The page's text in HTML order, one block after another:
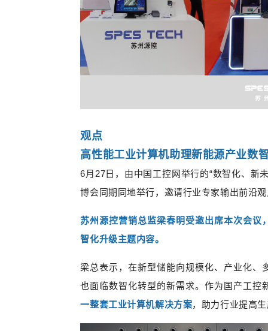
观点
高性能工业计算机助理新能源产业数
6月27日，由中国工控网举行的“数智化、新
博会同期同地举行，邀请行业专家输出前沿
苏州源控营销总监梁春明受邀出席本次会议
智化升级主题内容。
梁总表示，在新型储能向规模化、产业化、
也面临数智化转型的新需求。作为国产工控
一整套工业计算机解决方案，助力行业提高